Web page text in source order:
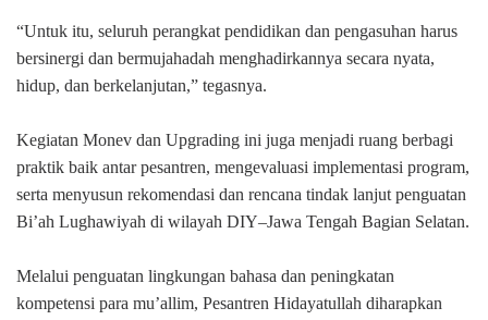
“Untuk itu, seluruh perangkat pendidikan dan pengasuhan harus
bersinergi dan bermujahadah menghadirkannya secara nyata,
hidup, dan berkelanjutan,” tegasnya.
Kegiatan Monev dan Upgrading ini juga menjadi ruang berbagi
praktik baik antar pesantren, mengevaluasi implementasi program,
serta menyusun rekomendasi dan rencana tindak lanjut penguatan
Bi’ah Lughawiyah di wilayah DIY–Jawa Tengah Bagian Selatan.
Melalui penguatan lingkungan bahasa dan peningkatan
kompetensi para mu’allim, Pesantren Hidayatullah diharapkan